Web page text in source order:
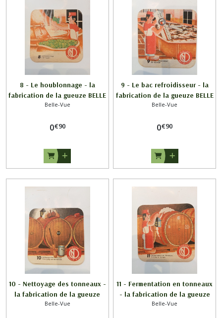
8 - Le houblonnage - la
fabrication de la gueuze BELLE
VUE en 3 sous bocks / GUEUZE
Belle-Vue
0€90
9 - Le bac refroidisseur - la
fabrication de la gueuze BELLE
VUE en 3 sous bocks / GUEUZE
Belle-Vue
0€90
10 - Nettoyage des tonneaux -
la fabrication de la gueuze
BELLE VUE en 3 sous bocks /
Belle-Vue
11 - Fermentation en tonneaux
- la fabrication de la gueuze
BELLE VUE en 3 sous bocks /
Belle-Vue